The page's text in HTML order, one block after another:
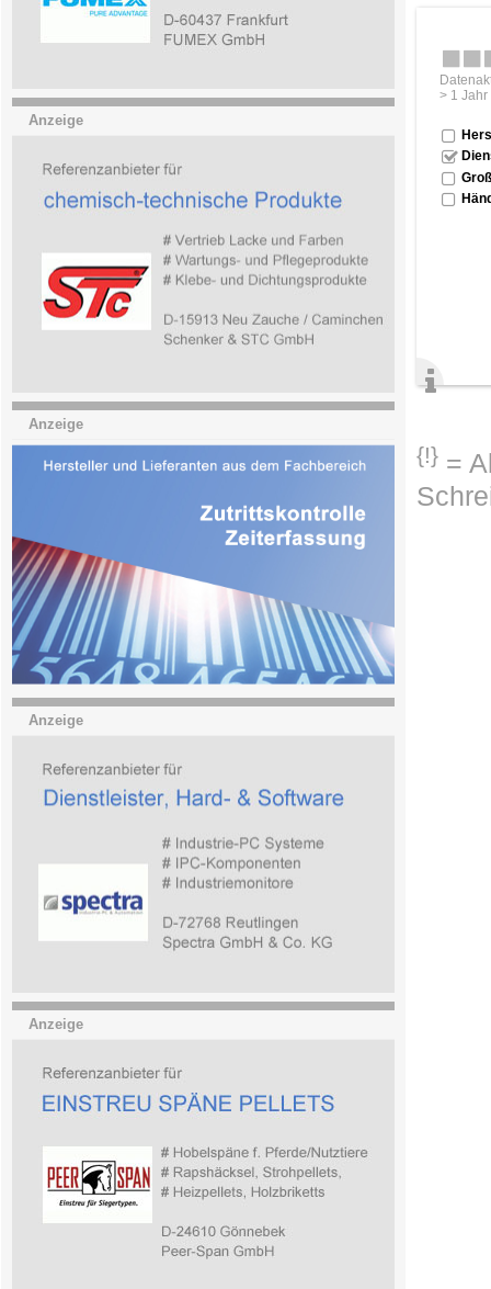
Anzeige
Anzeige
Anzeige
Anzeige
> 1 Jahr
{!} =